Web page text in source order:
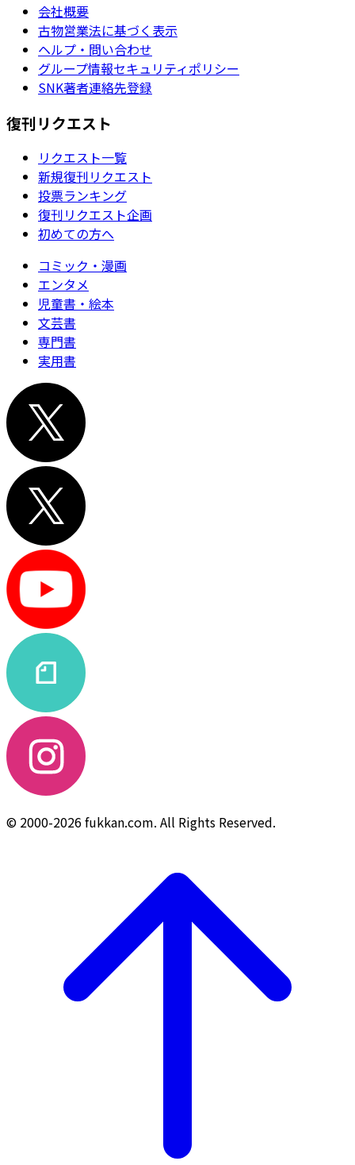
会社概要
古物営業法に基づく表示
ヘルプ・問い合わせ
グループ情報セキュリティポリシー
SNK著者連絡先登録
復刊リクエスト
リクエスト一覧
新規復刊リクエスト
投票ランキング
復刊リクエスト企画
初めての方へ
コミック・漫画
エンタメ
児童書・絵本
文芸書
専門書
実用書
© 2000-2026 fukkan.com. All Rights Reserved.